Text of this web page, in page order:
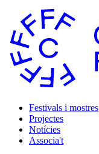
Festivals i mostres
Projectes
Notícies
Associa't